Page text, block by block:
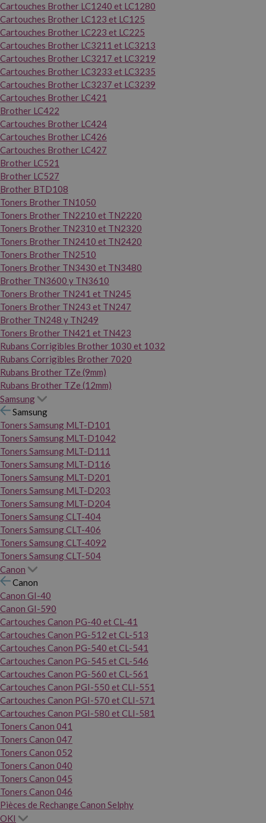
Cartouches Brother LC1240 et LC1280
Cartouches Brother LC123 et LC125
Cartouches Brother LC223 et LC225
Cartouches Brother LC3211 et LC3213
Cartouches Brother LC3217 et LC3219
Cartouches Brother LC3233 et LC3235
Cartouches Brother LC3237 et LC3239
Cartouches Brother LC421
Brother LC422
Cartouches Brother LC424
Cartouches Brother LC426
Cartouches Brother LC427
Brother LC521
Brother LC527
Brother BTD108
Toners Brother TN1050
Toners Brother TN2210 et TN2220
Toners Brother TN2310 et TN2320
Toners Brother TN2410 et TN2420
Toners Brother TN2510
Toners Brother TN3430 et TN3480
Brother TN3600 y TN3610
Toners Brother TN241 et TN245
Toners Brother TN243 et TN247
Brother TN248 y TN249
Toners Brother TN421 et TN423
Rubans Corrigibles Brother 1030 et 1032
Rubans Corrigibles Brother 7020
Rubans Brother TZe (9mm)
Rubans Brother TZe (12mm)
Samsung
Samsung
Toners Samsung MLT-D101
Toners Samsung MLT-D1042
Toners Samsung MLT-D111
Toners Samsung MLT-D116
Toners Samsung MLT-D201
Toners Samsung MLT-D203
Toners Samsung MLT-D204
Toners Samsung CLT-404
Toners Samsung CLT-406
Toners Samsung CLT-4092
Toners Samsung CLT-504
Canon
Canon
Canon GI-40
Canon GI-590
Cartouches Canon PG-40 et CL-41
Cartouches Canon PG-512 et CL-513
Cartouches Canon PG-540 et CL-541
Cartouches Canon PG-545 et CL-546
Cartouches Canon PG-560 et CL-561
Cartouches Canon PGI-550 et CLI-551
Cartouches Canon PGI-570 et CLI-571
Cartouches Canon PGI-580 et CLI-581
Toners Canon 041
Toners Canon 047
Toners Canon 052
Toners Canon 040
Toners Canon 045
Toners Canon 046
Pièces de Rechange Canon Selphy
OKI